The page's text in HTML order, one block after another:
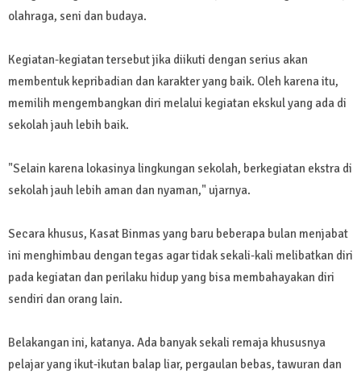
olahraga, seni dan budaya.
Kegiatan-kegiatan tersebut jika diikuti dengan serius akan
membentuk kepribadian dan karakter yang baik. Oleh karena itu,
memilih mengembangkan diri melalui kegiatan ekskul yang ada di
sekolah jauh lebih baik.
"Selain karena lokasinya lingkungan sekolah, berkegiatan ekstra di
sekolah jauh lebih aman dan nyaman," ujarnya.
Secara khusus, Kasat Binmas yang baru beberapa bulan menjabat
ini menghimbau dengan tegas agar tidak sekali-kali melibatkan diri
pada kegiatan dan perilaku hidup yang bisa membahayakan diri
sendiri dan orang lain.
Belakangan ini, katanya. Ada banyak sekali remaja khususnya
pelajar yang ikut-ikutan balap liar, pergaulan bebas, tawuran dan